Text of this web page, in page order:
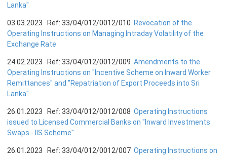
பிரதேச அலுவலகங்கள்
நூலகம் மற்றும் தகவல் நிலையம்
வங்கித்தொழில் கற்கைகளுக்கான நிலையம்
எக்ஸ்டர் அறிக்கை
Lanka"
03.03.2023 Ref: 33/04/012/0012/010 Revocation of the
Operating Instructions on Managing Intraday Volatility of the
Exchange Rate
24.02.2023 Ref: 33/04/012/0012/009Amendments to the
Operating Instructions on "Incentive Scheme on Inward Worker
Remittances" and "Repatriation of Export Proceeds into Sri
Lanka"
26.01.2023 Ref: 33/04/012/0012/008Operating Instructions
issued to Licensed Commercial Banks on "Inward Investments
Swaps - IIS Scheme"
26.01.2023 Ref: 33/04/012/0012/007Operating Instructions on